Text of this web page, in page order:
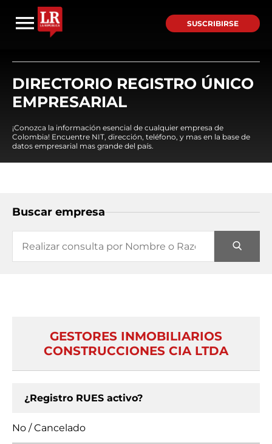
SUSCRIBIRSE
DIRECTORIO REGISTRO ÚNICO
EMPRESARIAL
¡Conozca la información esencial de cualquier empresa de
Colombia! Encuentre NIT, dirección, teléfono, y mas en la base de
datos empresarial mas grande del país.
Buscar empresa
GESTORES INMOBILIARIOS
CONSTRUCCIONES CIA LTDA
¿Registro RUES activo?
No / Cancelado